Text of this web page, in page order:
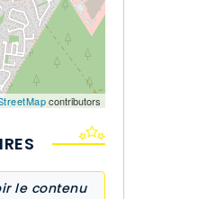
contributors
le contenu